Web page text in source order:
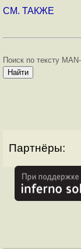
СМ. ТАКЖЕ
Поиск по тексту
Партнёры: